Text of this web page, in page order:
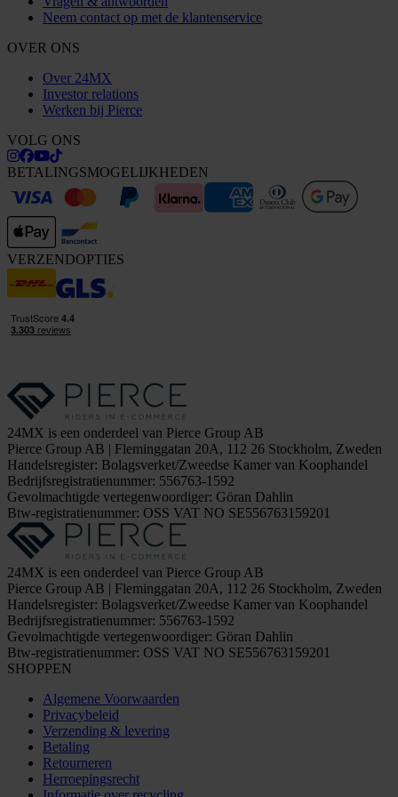
Neem contact op met de klantenservice
OVER ONS
Over 24MX
Investor relations
Werken bij Pierce
VOLG ONS
BETALINGSMOGELIJKHEDEN
VERZENDOPTIES
24MX is een onderdeel van Pierce Group AB
Pierce Group AB | Fleminggatan 20A, 112 26 Stockholm, Zweden
Handelsregister: Bolagsverket/Zweedse Kamer van Koophandel
Bedrijfsregistratienummer: 556763-1592
Gevolmachtigde vertegenwoordiger: Göran Dahlin
Btw-registratienummer: OSS VAT NO SE556763159201
24MX is een onderdeel van Pierce Group AB
Pierce Group AB | Fleminggatan 20A, 112 26 Stockholm, Zweden
Handelsregister: Bolagsverket/Zweedse Kamer van Koophandel
Bedrijfsregistratienummer: 556763-1592
Gevolmachtigde vertegenwoordiger: Göran Dahlin
Btw-registratienummer: OSS VAT NO SE556763159201
SHOPPEN
Algemene Voorwaarden
Privacybeleid
Verzending & levering
Betaling
Retourneren
Herroepingsrecht